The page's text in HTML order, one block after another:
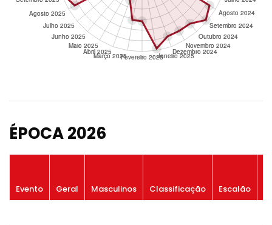
ÉPOCA 2026
Evento Geral Masculinos Classificação Escalão